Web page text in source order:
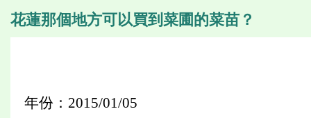
花蓮那個地方可以買到菜圃的菜苗？
年份：2015/01/05